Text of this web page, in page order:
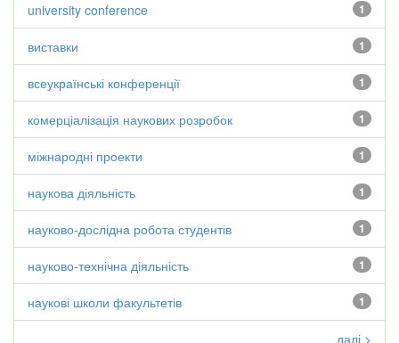
1
university conference
1
виставки
1
всеукраїнські конференції
1
комерціалізація наукових розробок
1
міжнародні проекти
1
наукова діяльність
1
науково-дослідна робота студентів
1
науково-технічна діяльність
1
наукові школи факультетів
далі >